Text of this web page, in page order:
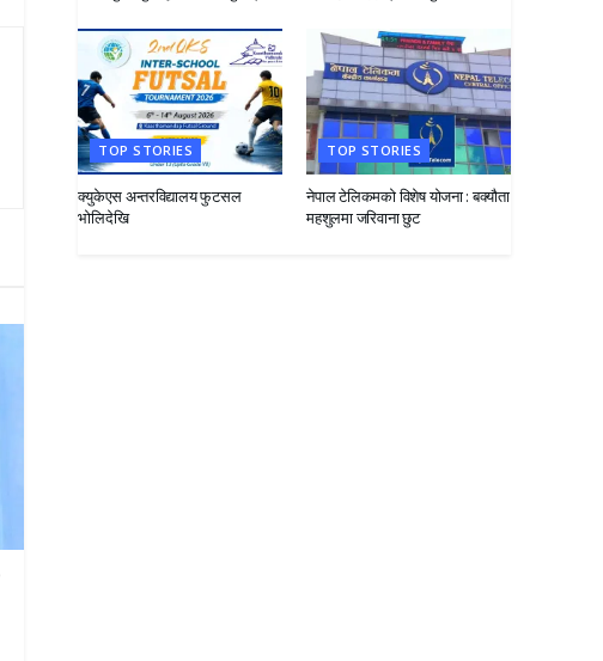
TOP STORIES
क्युकेएस अन्तरविद्यालय फुटसल
भोलिदेखि
TOP STORIES
नेपाल टेलिकमको विशेष योजना : बक्यौता
महशुलमा जरिवाना छुट